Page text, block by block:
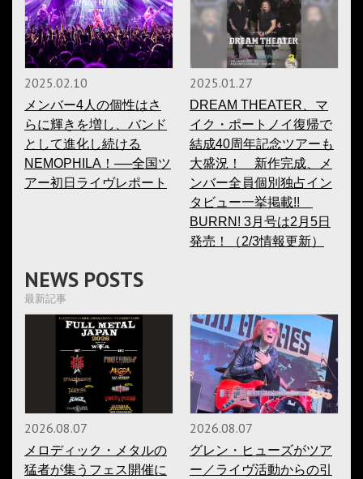
2025.02.10
メンバー4人の個性はさ
らに輝きを増し、バンド
として進化し続ける
NEMOPHILA！──全国ツ
アー初日ライヴレポート
2025.01.27
DREAM THEATER、マ
イク・ポートノイ復帰で
結成40周年記念ツアーも
大盛況！ 新作完成、メ
ンバー全員個別独占イン
タビュー一挙掲載!!
BURRN! 3月号は2月5日
発売！（2/3情報更新）
NEWS POSTS
最新記事
2026.08.07
メロディック・メタルの
猛者が集うフェス開催に
2026.08.07
グレン・ヒューズがツア
ー／ライヴ活動からの引